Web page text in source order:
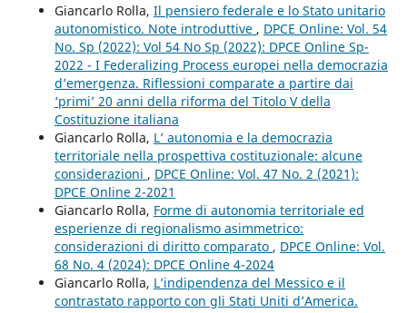
Giancarlo Rolla, Il pensiero federale e lo Stato unitario
autonomistico. Note introduttive , DPCE Online: Vol. 54
No. Sp (2022): Vol 54 No Sp (2022): DPCE Online Sp-
2022 - I Federalizing Process europei nella democrazia
d’emergenza. Riflessioni comparate a partire dai
‘primi’ 20 anni della riforma del Titolo V della
Costituzione italiana
Giancarlo Rolla, L’ autonomia e la democrazia
territoriale nella prospettiva costituzionale: alcune
considerazioni , DPCE Online: Vol. 47 No. 2 (2021):
DPCE Online 2-2021
Giancarlo Rolla, Forme di autonomia territoriale ed
esperienze di regionalismo asimmetrico:
considerazioni di diritto comparato , DPCE Online: Vol.
68 No. 4 (2024): DPCE Online 4-2024
Giancarlo Rolla, L’indipendenza del Messico e il
contrastato rapporto con gli Stati Uniti d’America.